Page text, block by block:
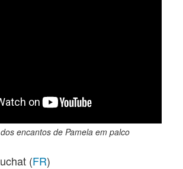
encantos de Pamela em palco
(FR)